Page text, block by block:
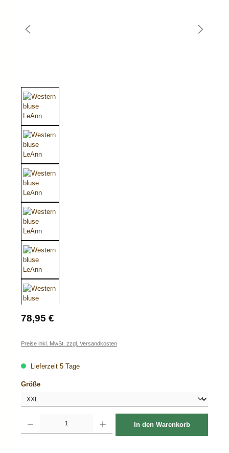
Regulärer Preis:
78,95 €
Preise inkl. MwSt. zzgl. Versandkosten
Lieferzeit 5 Tage
Größeauswählen
In den Warenkorb